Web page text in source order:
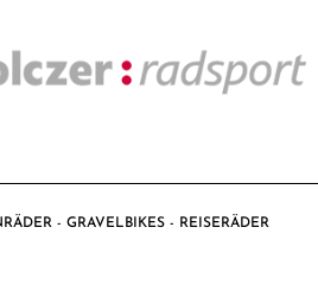
- GRAVELBIKES - REISERÄDER